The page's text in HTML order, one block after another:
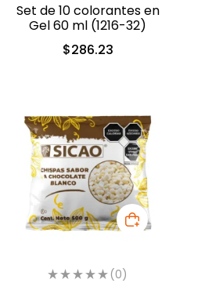
Set de 10 colorantes en
Gel 60 ml (1216-32)
$286.23
(0)